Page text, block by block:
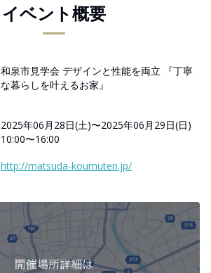
イベント概要
和泉市見学会 デザインと性能を両立 『丁寧
な暮らしを叶えるお家』
2025年06月28日(土)〜2025年06月29日(日)
10:00〜16:00
http://matsuda-koumuten.jp/